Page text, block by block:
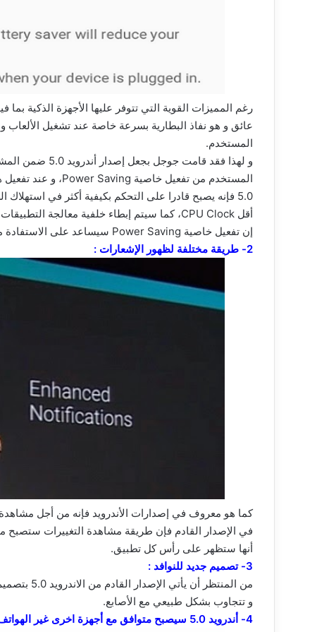
رغم المميزات القوية التي تتوفر عليها الأجهزة الذكية بما
عائق و هو نفاذ البطارية بسرعة خاصة عند تشغيل الألعاب
المستخدم.
5.0 فإنه يصبح قادرا على التحكم بكيفية أكثر في
أقل CPU Clock، كما سيتم إبطاء خلفية معالجة التطبيقات و إمكانية الحد من معدل تحديث الشاشة…
إن تفعيل خاصية Power Saving سيساعد على الاستفادة من تشغيل الهاتف لمدة أكثر من السابق.
2- طريقة مختلفة لظهور الإشعارات :
في الإصدار القادم فإن طريقة مشاهدة التغييرات
أنها ستظهر على رأس كل تطبيق.
3- تصميم جديد للنوافد :
من
و تتجاوب بشكل طبيعي مع الأصابع.
4- أندرويد 5.0 سيصبح متوافق مع أجهزة اخرى غير الهواتف و الأجهزة اللوحية :